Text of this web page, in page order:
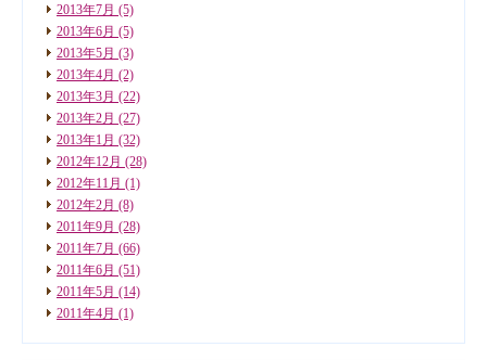
2013年7月 (5)
2013年6月 (5)
2013年5月 (3)
2013年4月 (2)
2013年3月 (22)
2013年2月 (27)
2013年1月 (32)
2012年12月 (28)
2012年11月 (1)
2012年2月 (8)
2011年9月 (28)
2011年7月 (66)
2011年6月 (51)
2011年5月 (14)
2011年4月 (1)